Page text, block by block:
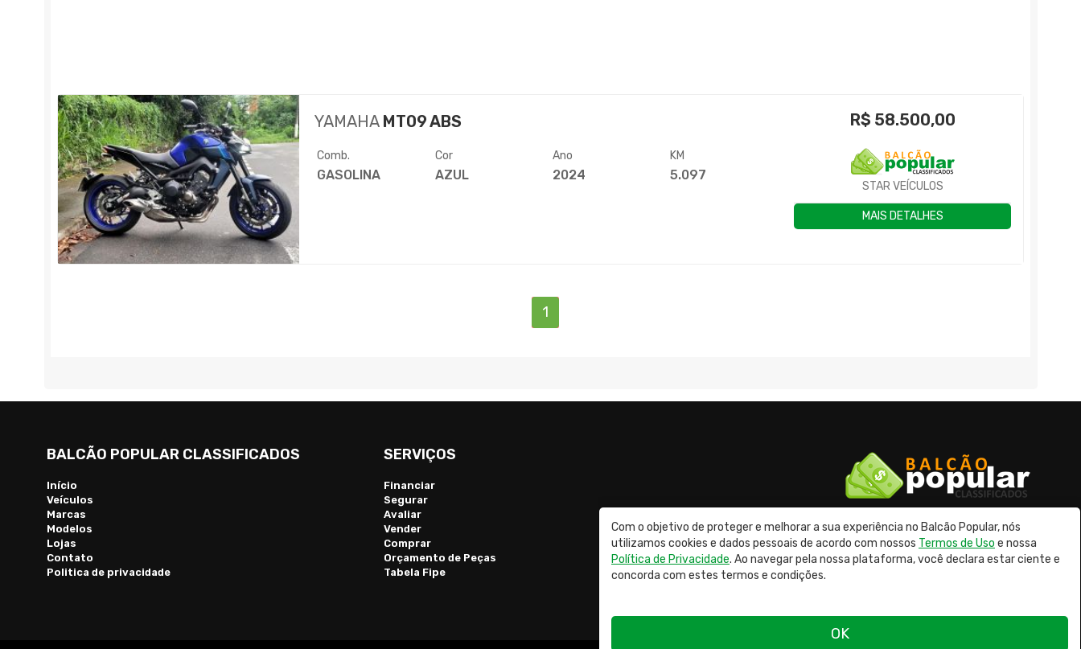
YAMAHAMT09 ABS
Comb.
GASOLINA
Cor
AZUL
Ano
2024
KM
5.097
R$ 58.500,00
STAR VEÍCULOS
MAIS DETALHES
1
BALCÃO POPULAR CLASSIFICADOS
Início
Veículos
Marcas
Modelos
Lojas
Contato
Politica de privacidade
SERVIÇOS
Financiar
Segurar
Avaliar
Vender
Comprar
Orçamento de Peças
Tabela Fipe
© 2026 Balcão Popular Classificados
Com o objetivo de proteger e melhorar a sua experiência no Balcão Popular, nós
utilizamos cookies e dados pessoais de acordo com nossos Termos de Uso e nossa
Política de Privacidade. Ao navegar pela nossa plataforma, você declara estar ciente e
concorda com estes termos e condições.
OK